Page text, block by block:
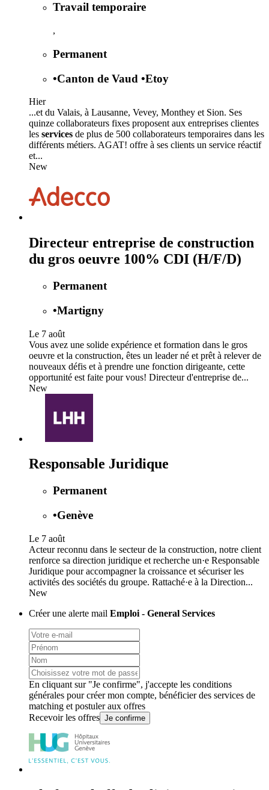
Travail temporaire
,
Permanent
•Canton de Vaud •Etoy
Hier
...et du Valais, à Lausanne, Vevey, Monthey et Sion. Ses
quinze collaborateurs fixes proposent aux entreprises clientes
les services de plus de 500 collaborateurs temporaires dans les
différents métiers. AGAT! offre à ses clients un service réactif
et...
New
Directeur entreprise de construction
du gros oeuvre 100% CDI (H/F/D)
Permanent
•Martigny
Le 7 août
Vous avez une solide expérience et formation dans le gros
oeuvre et la construction, êtes un leader né et prêt à relever de
nouveaux défis et à prendre une fonction dirigeante, cette
opportunité est faite pour vous! Directeur d'entreprise de...
New
Responsable Juridique
Permanent
•Genève
Le 7 août
Acteur reconnu dans le secteur de la construction, notre client
renforce sa direction juridique et recherche un·e Responsable
Juridique pour accompagner la croissance et sécuriser les
activités des sociétés du groupe. Rattaché·e à la Direction...
New
Créer une alerte mail Emploi - General Services
En cliquant sur "Je confirme", j'accepte les conditions
générales pour créer mon compte, bénéficier des services de
matching et postuler aux offres
Recevoir les offres Je confirme